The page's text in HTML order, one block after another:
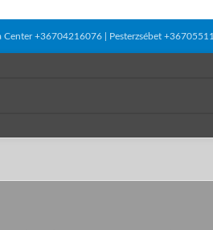
+36704216076 | Pesterzsébet